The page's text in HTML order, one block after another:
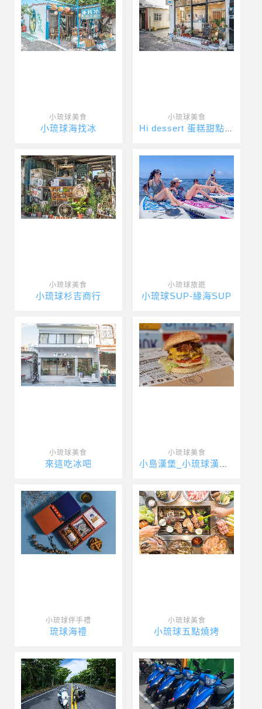
小琉球美食
小琉球海找冰
小琉球美食
小琉球美食
小琉球杉吉商行
小琉球旅遊
小琉球SUP-緣海SUP
小琉球美食
來這吃冰吧
小琉球美食
小琉球伴手禮
琉球海禮
小琉球美食
小琉球五點燒烤